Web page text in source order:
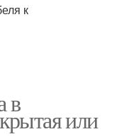
к
в
или